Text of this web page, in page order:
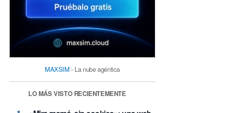
MAXSIM - La nube agéntica
LO MÁS VISTO RECIENTEMENTE